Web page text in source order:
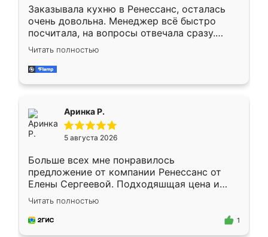
Заказывала кухню в Ренессанс, осталась
очень довольна. Менеджер всё быстро
посчитала, на вопросы отвечала сразу.
Замерщик приехал в субботу, подошёл к
делу со всей ответственностью. Собрали
за день, ребята работали аккуратно, даже
Читать полностью
Аринка Р.
5 августа 2026
Больше всех мне понравилось
предложение от компании Ренессанс от
Елены Сергеевой. Подходяшщая цена и
короткие сроки изготовления. Приехавший
для замера сотрудник Владислав
предложил по моему эскизу самый
Читать полностью
1